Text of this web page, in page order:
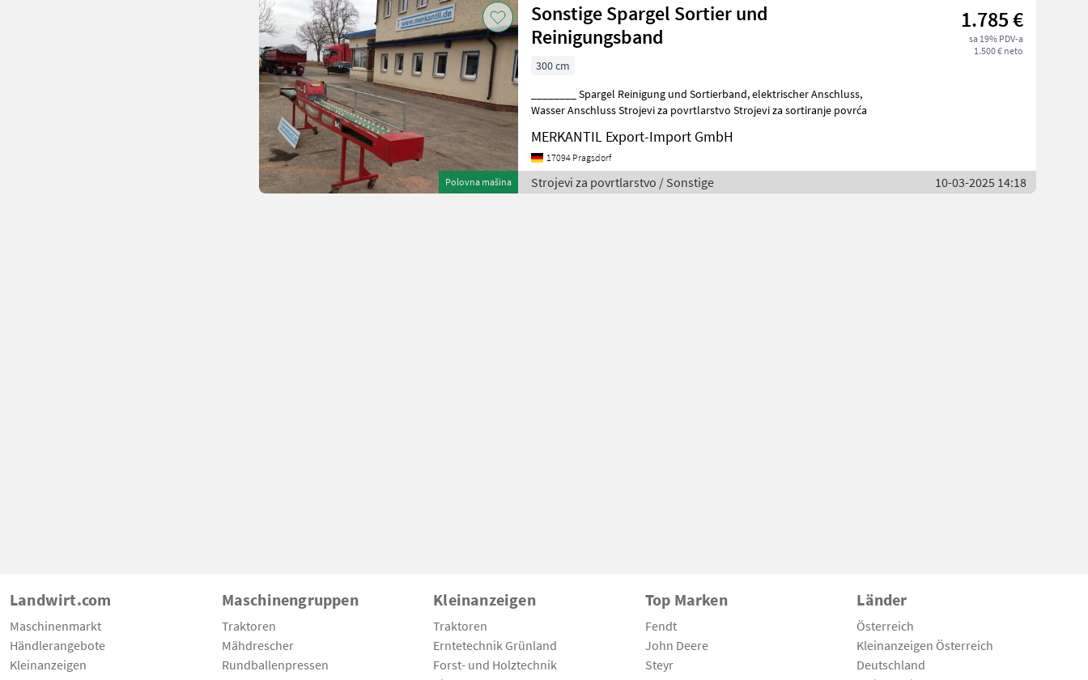
Polovna mašina
Sonstige Spargel Sortier und
Reinigungsband
1.785 €
sa 19% PDV-a
1.500 € neto
300 cm
________ Spargel Reinigung und Sortierband, elektrischer Anschluss,
Wasser Anschluss Strojevi za povrtlarstvo Strojevi za sortiranje povrća
MERKANTIL Export-Import GmbH
17094 Pragsdorf
Strojevi za povrtlarstvo / Sonstige 10-03-2025 14:18
Landwirt.com
Maschinenmarkt
Händlerangebote
Kleinanzeigen
Maschinengruppen
Traktoren
Mähdrescher
Rundballenpressen
Kleinanzeigen
Traktoren
Erntetechnik Grünland
Forst- und Holztechnik
Top Marken
Fendt
John Deere
Steyr
Länder
Österreich
Kleinanzeigen Österreich
Deutschland